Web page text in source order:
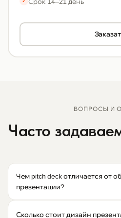
ВОПРОСЫ И
Часто
Чем pitch deck отличается от
презентации?
Сколько стоит дизайн